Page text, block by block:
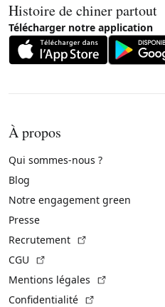
Histoire de chiner partout
Télécharger notre application
À propos
Qui sommes-nous ?
Blog
Notre engagement green
Presse
Recrutement
CGU
Mentions légales
Confidentialité